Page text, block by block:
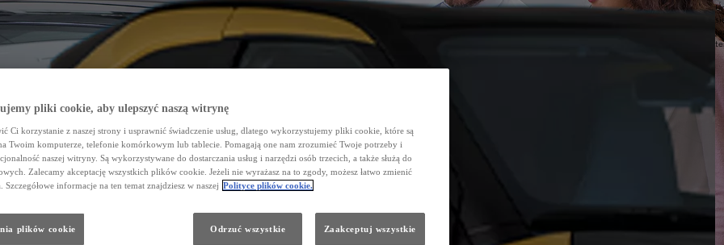
pliki cookie, aby ulepszyć naszą witrynę
Ci korzystanie z naszej strony i usprawnić świadczenie usług, dlatego wykorzystujemy pliki cookie, które są
Twoim komputerze, telefonie komórkowym lub tablecie. Pomagają one nam zrozumieć Twoje potrzeby i
naszej witryny. Są wykorzystywane do dostarczania usług i narzędzi osób trzecich, a także służą do
Zalecamy akceptację wszystkich plików cookie. Jeżeli nie wyrażasz na to zgody, możesz łatwo zmienić
Szczegółowe informacje na ten temat znajdziesz w naszej Polityce plików cookie.
plików cookie Odrzuć wszystkie Zaakceptuj wszystkie